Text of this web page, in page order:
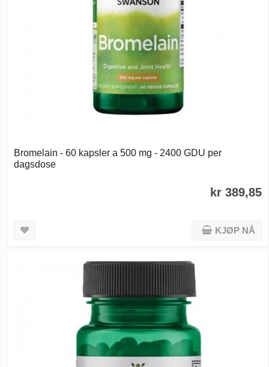
Bromelain - 60 kapsler a 500 mg - 2400 GDU per
dagsdose
kr 389,85
KJØP NÅ